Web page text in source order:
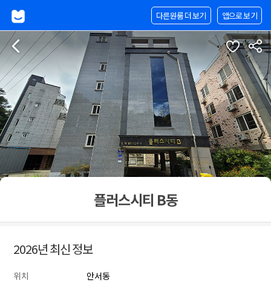
앱으로 보기
다른원룸 더 보기
플러스시티 B동
2026년 최신 정보
위치
안서동